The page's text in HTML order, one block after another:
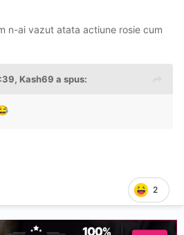
n-ai vazut atata actiune rosie cum
Kash69 a spus:
2